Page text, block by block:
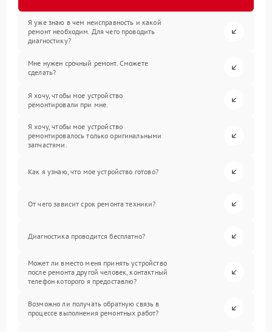
Я уже знаю в чем неисправность и какой
ремонт необходим. Для чего проводить
диагностику?
Мне нужен срочный ремонт. Сможете
сделать?
Я хочу, чтобы мое устройство
ремонтировали при мне.
Я хочу, чтобы мое устройство
ремонтировалось только оригинальными
запчастями.
Как я узнаю, что мое устройство готово?
От чего зависит срок ремонта техники?
Диагностика проводится бесплатно?
Может ли вместо меня принять устройство
после ремонта другой человек, контактный
телефон которого я предоставлю?
Возможно ли получать обратную связь в
процессе выполнения ремонтных работ?